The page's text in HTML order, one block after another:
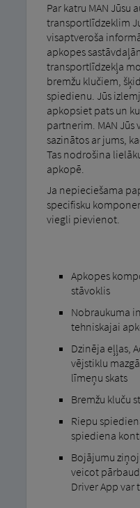
Par katru MAN Jūsu
transportlīdzeklim
visaptveroša
apkopes
transportlīdzekļa
bremžu klučiem,
spiedienu. Jūs
apkopsiet pats un
partnerim. MAN Jūs
sazinātos ar jums,
Tas nodrošina
apkopē.
Ja nepieciešama
specifisku
viegli pievienot.
Apkopes
stāvoklis
Nobraukuma
tehniskajai
Dzinēja eļļas,
vējstiklu
līmeņu skats
Bremžu kluču
Riepu
spiediena
Bojājumu
veicot
Driver App